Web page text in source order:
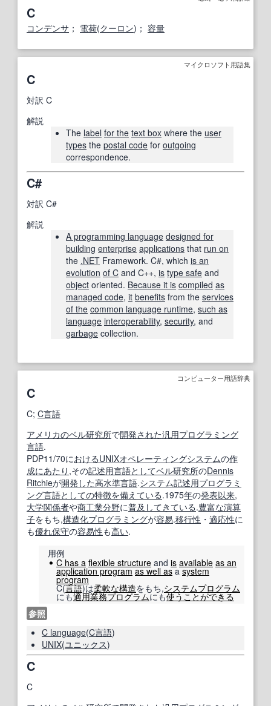
C
コンデンサ ； 電荷(クーロン)； 容量
マイクロソフト用語集
C
対訳 C
解説
The label for the text box where the user
types the postal code for outgoing
correspondence.
C#
対訳 C#
解説
A programming language designed for
building enterprise applications that run on
the .NET Framework. C#, which is an
evolution of C and C++, is type safe and
object oriented. Because it is compiled as
managed code, it benefits from the services
of the common language runtime, such as
language interoperability, security, and
garbage collection.
コンピューター用語辞典
C
C; C言語
アメリカのベル研究所で開発された汎用プログラミング
言語.
PDP11/70におけるUNIXオペレーティングシステムの作
成にあたり ,その記述用言語としてベル研究所のDennis
Ritchieが開発した高水準言語.システム記述用プログラミ
ング言語としての特徴を備えている.1975年の発表以来,
大学関係者や商工業分野に普及 してき ている.豊富な演算
子をもち,構造化プログラミングが容易.移行性 ・ 適応性に
も優れ保守の容易性も高い.
用例
C has a flexible structure and is available as an
application program as well asasystem
program
C(言語)は柔軟な構造をもち,システムプログラム
にも適用業務プログラムにも使うことができる
参照
C language(C言語)
UNIX(ユニックス)
C
C